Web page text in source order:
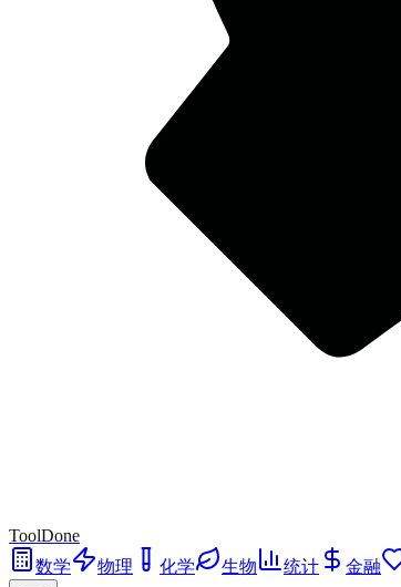
ToolDone
数学
物理 化学 生物 统计 金融